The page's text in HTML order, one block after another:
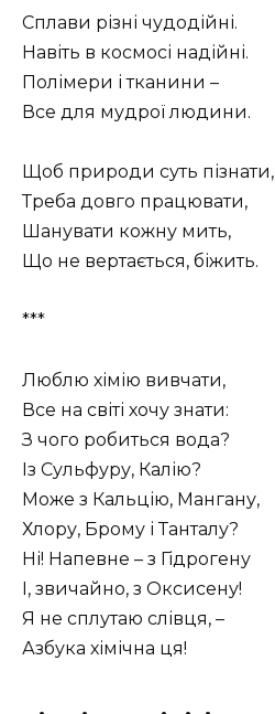
Сплави різні чудодійні.
Навіть в космосі надійні.
Полімери і тканини –
Все для мудрої людини.
Щоб природи суть пізнати,
Треба довго працювати,
Шанувати кожну мить,
Що не вертається, біжить.
***
Люблю хімію вивчати,
Все на світі хочу знати:
З чого робиться вода?
Із Сульфуру, Калію?
Може з Кальцію, Мангану,
Хлору, Брому і Танталу?
Ні! Напевне – з Гідрогену
І, звичайно, з Оксисену!
Я не сплутаю слівця, –
Азбука хімічна ця!